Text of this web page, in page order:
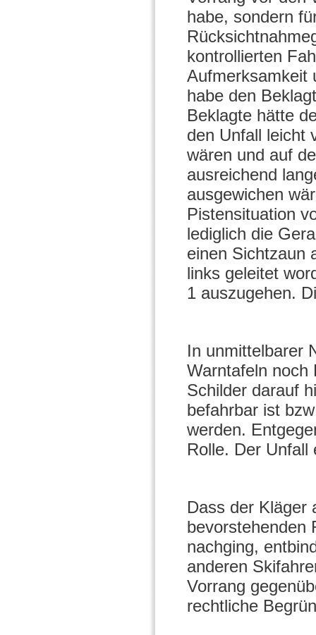
habe, sondern
kontrollierten
Aufmerksamkeit
habe den
Beklagte hätte
den Unfall leicht
wären und auf
ausreichend
ausgewichen
Pistensituation
lediglich die
einen Sichtzaun
links geleitet
1 auszugehen.
In unmittelbarer
Warntafeln noch
Schilder darauf
befahrbar ist
werden.
Rolle. Der
Dass der Kläger
bevorstehenden
nachging,
anderen
Vorrang
rechtliche